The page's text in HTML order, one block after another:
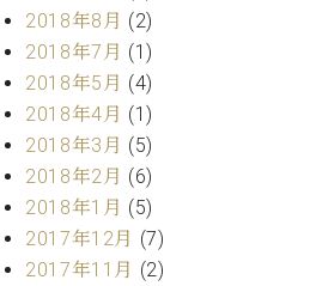
律
師
紹
介
調
律
金
表
お
2018年8月 (2)
2018年7月 (1)
2018年5月 (4)
2018年4月 (1)
2018年3月 (5)
2018年2月 (6)
2018年1月 (5)
2017年12月 (7)
2017年11月 (2)